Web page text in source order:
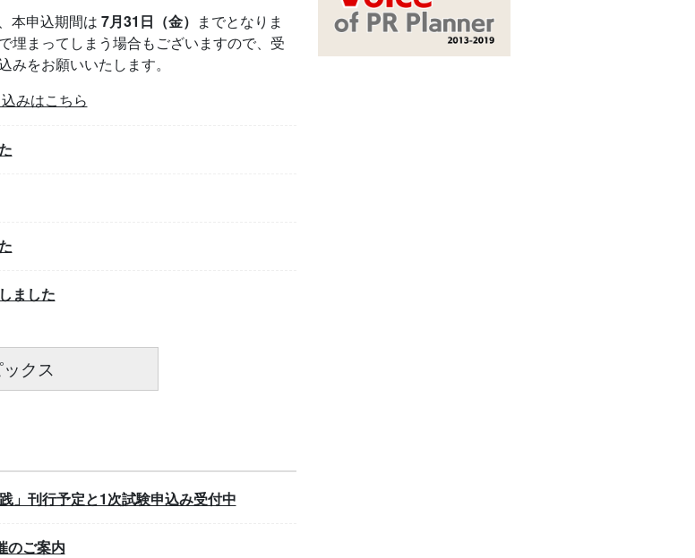
本申込期間は 7月31日（金） までとなりま
埋まってしまう場合もございますので、受
をお願いいたします。
みはこちら
ました
クス
」刊行予定と1次試験申込み受付中
のご案内